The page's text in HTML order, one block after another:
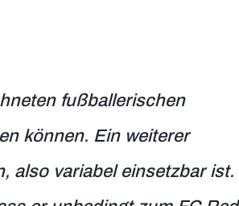
fußballerischen
können. Ein weiterer
also variabel einsetzbar ist.